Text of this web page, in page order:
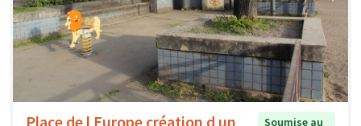
Place de l Europe création d un Soumise au